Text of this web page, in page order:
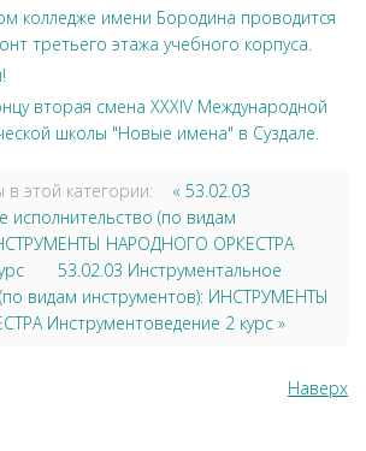
колледже имени Бородина проводится
третьего этажа учебного корпуса.
вторая смена XXXIV Международной
школы "Новые имена" в Суздале.
этой категории:
« 53.02.03
исполнительство (по видам
НАРОДНОГО ОРКЕСТРА
53.02.03 Инструментальное
видам инструментов): ИНСТРУМЕНТЫ
Инструментоведение 2 курс »
Наверх